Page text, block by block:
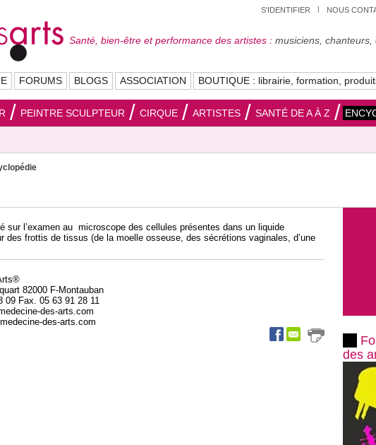
S'IDENTIFIER NOUS
Santé, bien-être et performance des artistes : musiciens, chanteurs,
FORUMS BLOGS ASSOCIATION BOUTIQUE : librairie, formation,
PEINTRE SCULPTEUR CIRQUE ARTISTES SANTÉ DE A À Z
sur l’examen au microscope des cellules présentes dans un liquide
des frottis de tissus (de la moelle osseuse, des sécrétions vaginales, d’une
Arts®
82000 F-Montauban
09 Fax. 05 63 91 28 11
des-arts.com
des-arts.com
des